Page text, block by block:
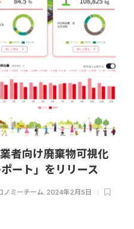
者向け廃棄物可視化
ート」をリリース
ノミーチーム, 2024年2月5日